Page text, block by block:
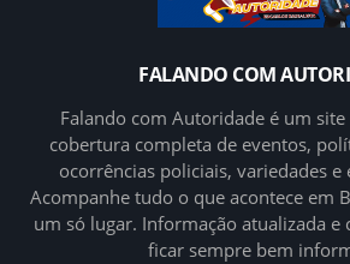
FALANDO COM
Falando com Autoridade é um
cobertura completa de eventos,
ocorrências policiais, variedades
Acompanhe tudo o que acontece em
um só lugar. Informação atualizada e
ficar sempre bem